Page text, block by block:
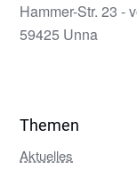
Hammer-Str. 23 -
59425 Unna
Themen
Aktuelles